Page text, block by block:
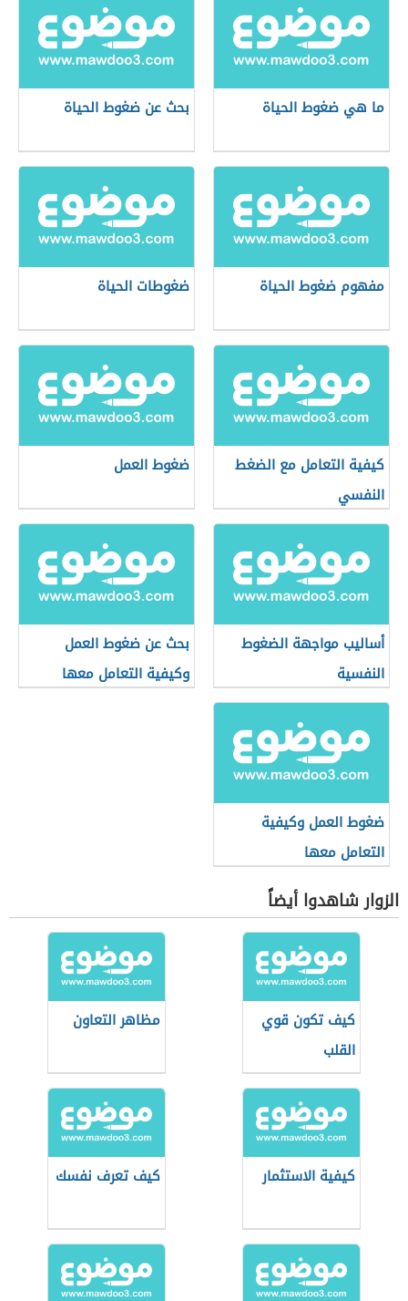
ما هي ضغوط الحياة بحث عن ضغوط الحياة
مفهوم ضغوط الحياة ضغوطات الحياة
كيفية التعامل مع الضغط
النفسي
ضغوط العمل
أساليب مواجهة الضغوط
النفسية
بحث عن ضغوط العمل
وكيفية التعامل معها
ضغوط العمل وكيفية
التعامل معها
الزوار شاهدوا أيضاً
كيف تكون قوي
القلب
مظاهر التعاون
كيفية الاستثمار كيف تعرف نفسك